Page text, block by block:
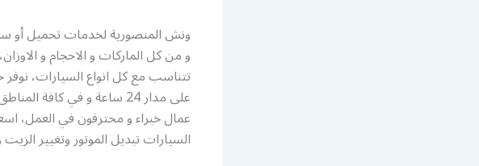
ونش المنصورية لخدمات تحميل أو
و من كل الماركات و الاحجام و
تتناسب مع كل انواع السيارات،
على مدار 24 ساعة و في كافة المناطق في الكويت، نقدم خدمة تأجير الاوناش للعملاء ،
عمال خبراء و محترفون في العمل،
السيارات تبديل الموتور وتغيير